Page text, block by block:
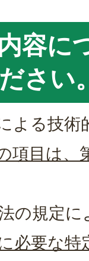
容に
さい
よる技術
項目は、
の規定
必要な特